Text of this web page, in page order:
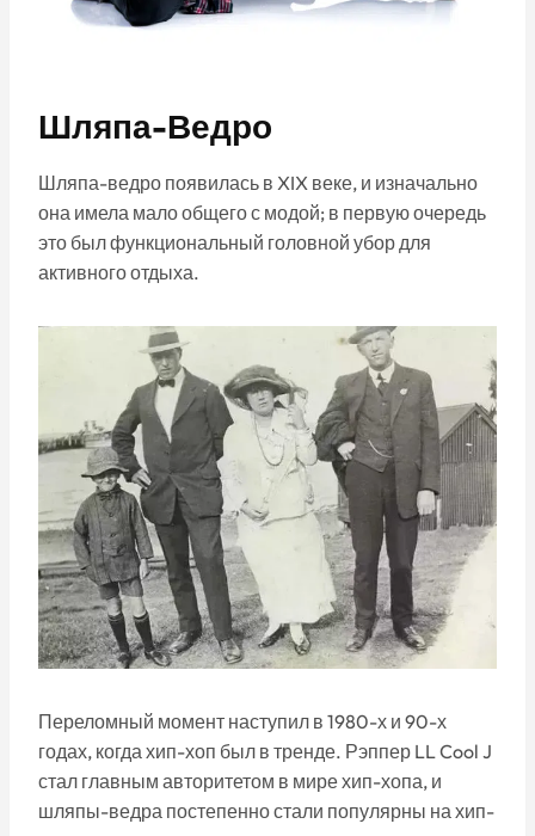
Шляпа-Ведро
Шляпа-ведро появилась в XIX веке, и изначально
она имела мало общего с модой; в первую очередь
это был функциональный головной убор для
активного отдыха.
Переломный момент наступил в 1980-х и 90-х
годах, когда хип-хоп был в тренде. Рэппер LL Cool J
стал главным авторитетом в мире хип-хопа, и
шляпы-ведра постепенно стали популярны на хип-